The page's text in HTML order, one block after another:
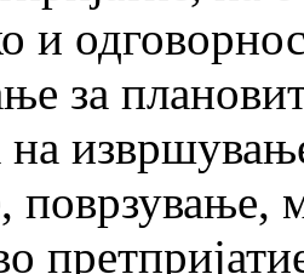
и
за
на
поврзување,